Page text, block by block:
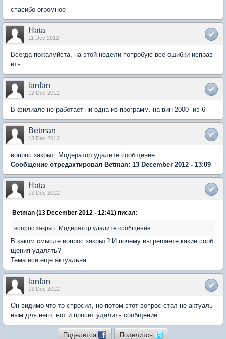
спасибо огромное
Hata
11 Dec 2012
Всегда пожалуйста, на этой недели попробую все ошибки исправ
ить.
lanfan
12 Dec 2012
В филиале не работает ни одна из программ. на вин 2000 иэ 6
Betman
13 Dec 2012
вопрос закрыт. Модератор удалите сообщение
Сообщение отредактировал Betman: 13 December 2012 - 13:09
Hata
13 Dec 2012
Betman (13 December 2012 - 12:41) писал:
вопрос закрыт. Модератор удалите сообщение
В каком смысле вопрос закрыт? И почему вы решаете какие сооб
щения удалять?
Тема всё ещё актуальна.
lanfan
13 Dec 2012
Он видимо что-то спросил, но потом этот вопрос стал не актуаль
ным для него, вот и просит удалить сообщение.
Поделится Поделится